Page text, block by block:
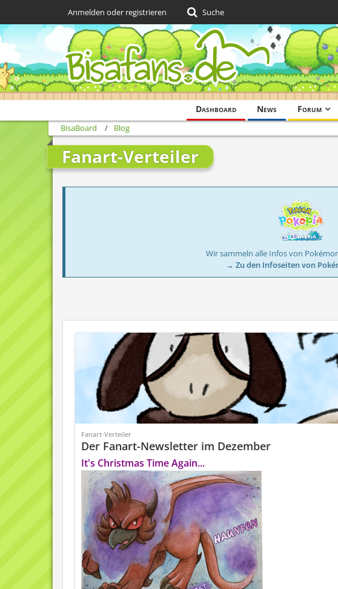
Dashboard News Forum
Anmelden oder registrieren Suche
BisaBoard Blog
Fanart-Verteiler
Wir sammeln alle Infos von
→ Zu den Infoseiten von
Fanart-Verteiler
Der Fanart-Newsletter im Dezember
It's Christmas Time Again...